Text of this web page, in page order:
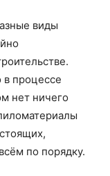
виды
в процессе
нет ничего
по порядку.